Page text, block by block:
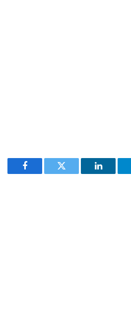
Facebook Twitter LinkedIn